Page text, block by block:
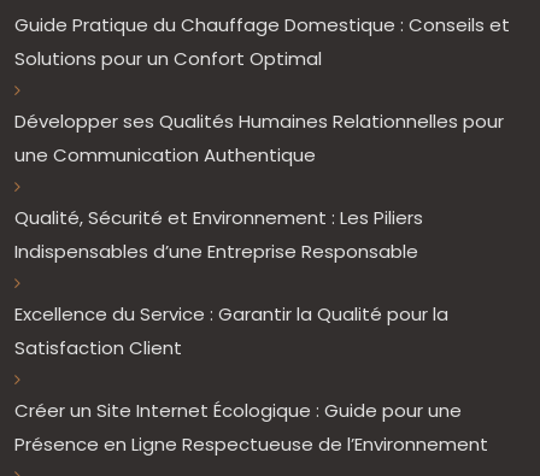
Guide Pratique du Chauffage Domestique : Conseils et
Solutions pour un Confort Optimal
Développer ses Qualités Humaines Relationnelles pour
une Communication Authentique
Qualité, Sécurité et Environnement : Les Piliers
Indispensables d’une Entreprise Responsable
Excellence du Service : Garantir la Qualité pour la
Satisfaction Client
Créer un Site Internet Écologique : Guide pour une
Présence en Ligne Respectueuse de l’Environnement